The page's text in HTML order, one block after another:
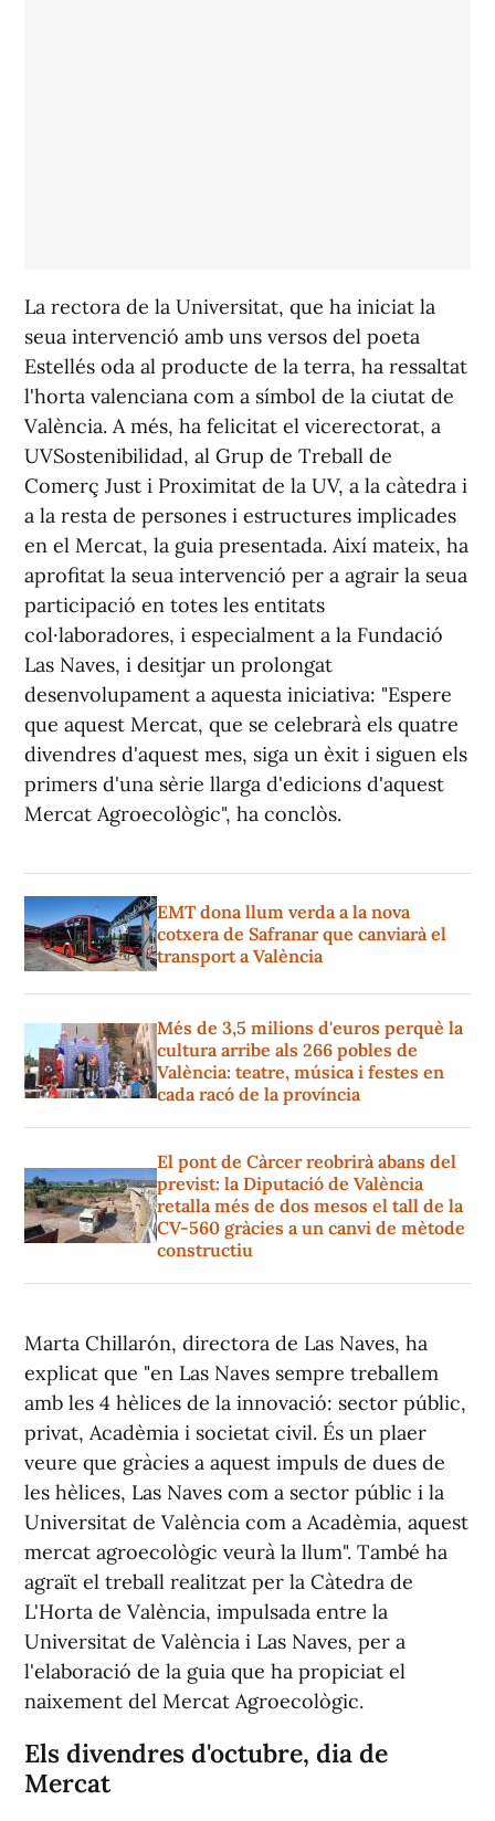
La rectora de la Universitat, que ha iniciat la
seua intervenció amb uns versos del poeta
Estellés oda al producte de la terra, ha ressaltat
l'horta valenciana com a símbol de la ciutat de
València. A més, ha felicitat el vicerectorat, a
UVSostenibilidad, al Grup de Treball de
Comerç Just i Proximitat de la UV, a la càtedra i
a la resta de persones i estructures implicades
en el Mercat, la guia presentada. Així mateix, ha
aprofitat la seua intervenció per a agrair la seua
participació en totes les entitats
col·laboradores, i especialment a la Fundació
Las Naves, i desitjar un prolongat
desenvolupament a aquesta iniciativa: "Espere
que aquest Mercat, que se celebrarà els quatre
divendres d'aquest mes, siga un èxit i siguen els
primers d'una sèrie llarga d'edicions d'aquest
Mercat Agroecològic", ha conclòs.
EMT dona llum verda a la nova
cotxera de Safranar que canviarà el
transport a València
Més de 3,5 milions d'euros perquè la
cultura arribe als 266 pobles de
València: teatre, música i festes en
cada racó de la província
El pont de Càrcer reobrirà abans del
previst: la Diputació de València
retalla més de dos mesos el tall de la
CV-560 gràcies a un canvi de mètode
constructiu
Marta Chillarón, directora de Las Naves, ha
explicat que "en Las Naves sempre treballem
amb les 4 hèlices de la innovació: sector públic,
privat, Acadèmia i societat civil. És un plaer
veure que gràcies a aquest impuls de dues de
les hèlices, Las Naves com a sector públic i la
Universitat de València com a Acadèmia, aquest
mercat agroecològic veurà la llum". També ha
agraït el treball realitzat per la Càtedra de
L'Horta de València, impulsada entre la
Universitat de València i Las Naves, per a
l'elaboració de la guia que ha propiciat el
naixement del Mercat Agroecològic.
Els divendres d'octubre, dia de
Mercat